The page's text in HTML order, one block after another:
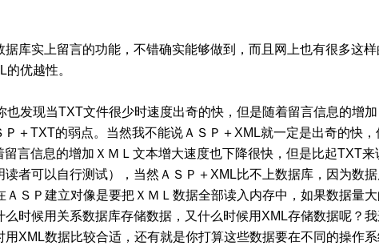
库实上留言的功能，不错确实能够做到，而且网上也有很多这样
优越性。
发现当TXT文件很少时速度出奇的快，但是随着留言信息的增加
＋TXT的弱点。当然我不能说ＡＳＰ＋XML就一定是出奇的快，
言信息的增加ＸＭＬ文本增大速度也下降很快，但是比起TXT来
者可以自行测试），当然ＡＳＰ＋XML比不上数据库，因为数
ＳＰ建立对像是要把ＸＭＬ数据全部读入内存中，如果数据量
时候用关系数据库存储数据，又什么时候用XML存储数据呢？
XML数据比较合适，还有就是你打算这些数据要在不同的操作